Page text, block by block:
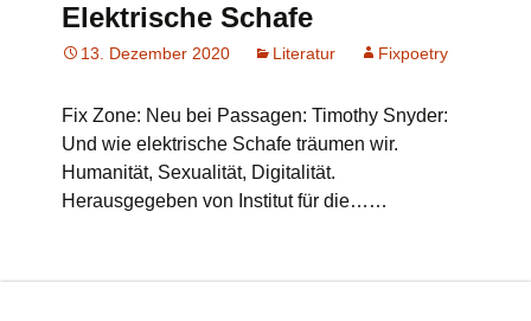
Elektrische Schafe
13. Dezember 2020 Literatur Fixpoetry
Fix Zone: Neu bei Passagen: Timothy Snyder:
Und wie elektrische Schafe träumen wir.
Humanität, Sexualität, Digitalität.
Herausgegeben von Institut für die……